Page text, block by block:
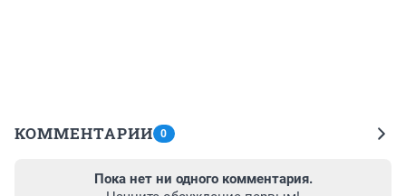
КОММЕНТАРИИ 0
Пока нет ни одного комментария.